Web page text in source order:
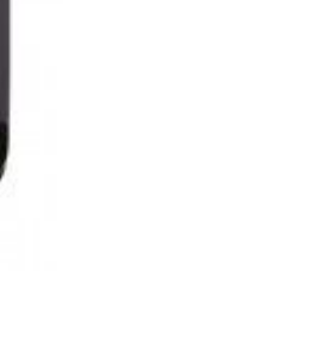
zijn eigenlijk
–